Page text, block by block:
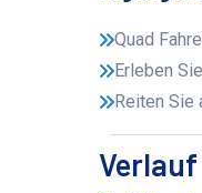
Quad
Erleben
Reiten Sie
Verlauf